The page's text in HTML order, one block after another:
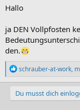
Hallo
ja DEN Vollpfosten
den.
R
e
a
k
t
schrauber-at-work,
Du musst dich